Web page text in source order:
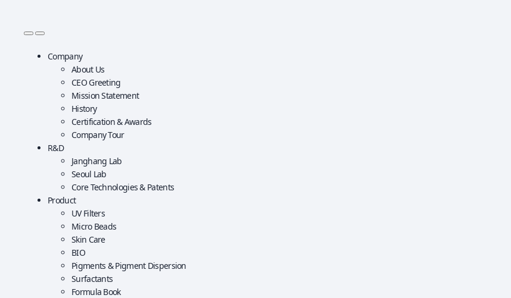
Company
About Us
CEO Greeting
Mission Statement
History
Certification & Awards
Company Tour
R&D
Janghang Lab
Seoul Lab
Core Technologies & Patents
Product
UV Filters
Micro Beads
Skin Care
BIO
Pigments & Pigment Dispersion
Surfactants
Formula Book